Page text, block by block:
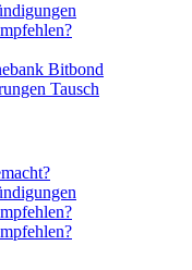
Bitbond
Tausch